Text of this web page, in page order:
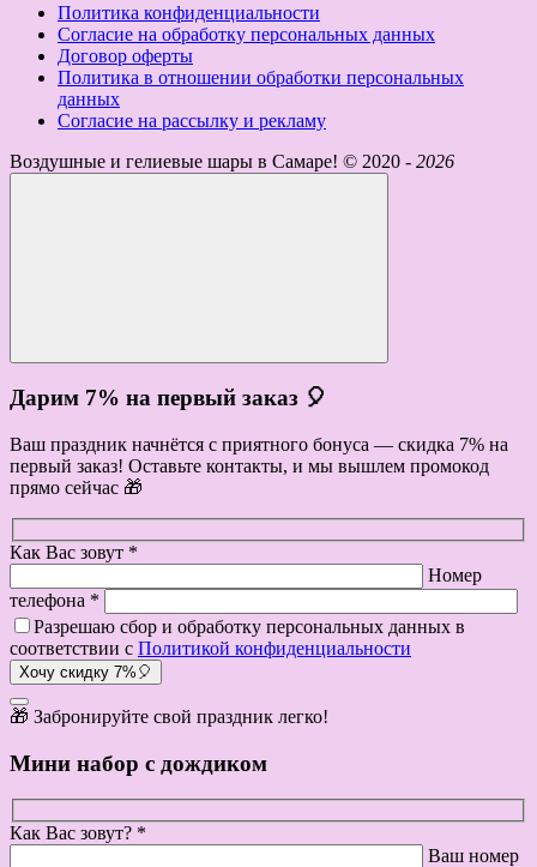
Политика конфиденциальности
Согласие на обработку персональных данных
Договор оферты
Политика в отношении обработки персональных
данных
Согласие на рассылку и рекламу
Воздушные и гелиевые шары в Самаре! © 2020 - 2026
Дарим 7% на первый заказ 🎈
Ваш праздник начнётся с приятного бонуса — скидка 7% на
первый заказ! Оставьте контакты, и мы вышлем промокод
прямо сейчас 🎁
Как Вас зовут *
Номер
телефона *
Разрешаю сбор и обработку персональных данных в
соответствии с Политикой конфиденциальности
Хочу скидку 7%🎈
🎁 Забронируйте свой праздник легко!
Мини набор с дождиком
Как Вас зовут? *
Ваш номер